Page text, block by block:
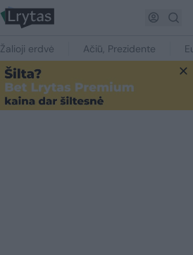
Žalioji erdvė Ačiū, Prezidente